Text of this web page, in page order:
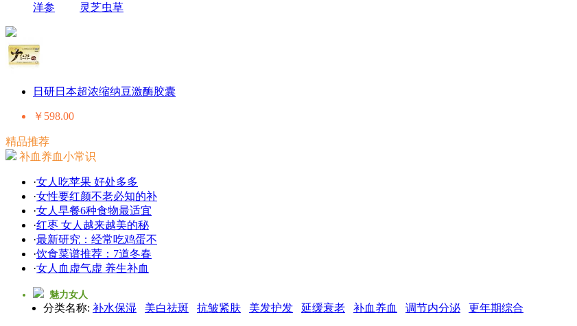
洋参
灵芝虫草
日研日本超浓缩纳豆激酶胶囊
￥598.00
精品推荐
补血养血小常识
·女人吃苹果 好处多多
·女性要红颜不老必知的补
·女人早餐6种食物最适宜
·红枣 女人越来越美的秘
·最新研究：经常吃鸡蛋不
·饮食菜谱推荐：7道冬春
·女人血虚气虚 养生补血
魅力女人
分类名称: 补水保湿 美白祛斑 抗皱紧肤 美发护发 延缓衰老 补血养血 调节内分泌 更年期综合